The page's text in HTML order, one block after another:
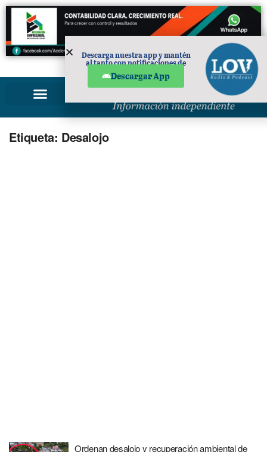
PUBLICIDAD
Etiqueta: Desalojo
Ordenan desalojo y recuperación ambiental de
Descarga nuestra app y mantén
al tanto con notificaciones de
Descargar App